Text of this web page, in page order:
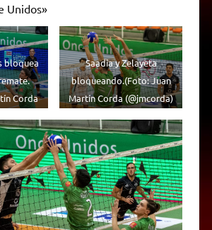
Unidos»
bloquea
Corda
Saadia y Zelayeta
bloqueando.(Foto: Juan
Martín Corda (@jmcorda)